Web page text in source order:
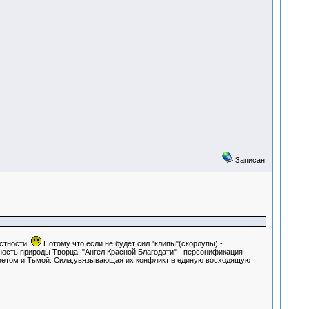
Записан
Потому что если не будет сил "клипы"(скорлупы) -
природы Творца. "Ангел Красной Благодати" - персонификация
и Тьмой. Сила,увязывающая их конфликт в единую восходящую